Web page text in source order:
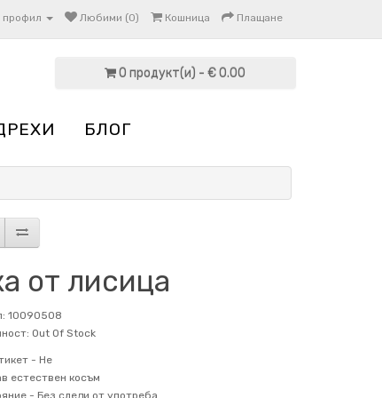
профил Любими (0) Кошница Плащане
0 продукт(и) - € 0.00
БЛОГ
от лисица
10090508
Out Of Stock
- Не
естествен косъм
- Без следи от употреба.